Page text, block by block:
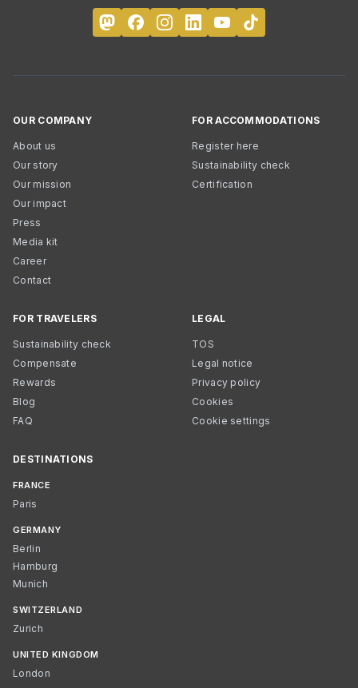
OUR COMPANY
About us
Our story
Our mission
Our impact
Press
Media kit
Career
Contact
FOR ACCOMMODATIONS
Register here
Sustainability check
Certification
FOR TRAVELERS
Sustainability check
Compensate
Rewards
Blog
FAQ
LEGAL
TOS
Legal notice
Privacy policy
Cookies
Cookie settings
DESTINATIONS
FRANCE
Paris
GERMANY
Berlin
Hamburg
Munich
SWITZERLAND
Zurich
UNITED KINGDOM
London